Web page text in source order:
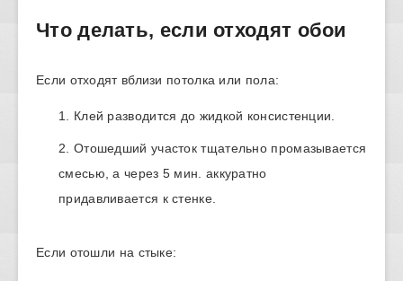
Что делать, если отходят обои
Если отходят вблизи потолка или пола:
Клей разводится до жидкой консистенции.
Отошедший участок тщательно промазывается
смесью, а через 5 мин. аккуратно
придавливается к стенке.
Если отошли на стыке: